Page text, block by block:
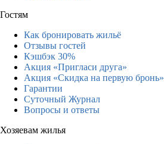
Гостям
Как бронировать жильё
Отзывы гостей
Кэшбэк 30%
Акция «Пригласи друга»
Акция «Скидка на первую бронь»
Гарантии
Суточный Журнал
Вопросы и ответы
Хозяевам жилья